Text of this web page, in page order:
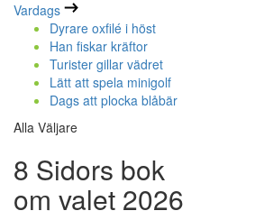
Vardags
Dyrare oxfilé i höst
Han fiskar kräftor
Turister gillar vädret
Lätt att spela minigolf
Dags att plocka blåbär
Alla Väljare
8 Sidors bok
om valet 2026